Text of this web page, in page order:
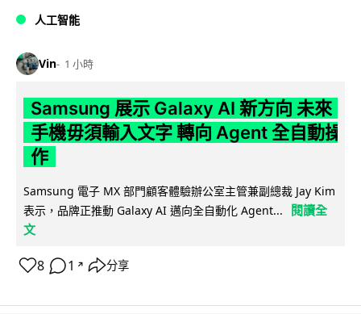
人工智能
Vin 1 小時
Samsung 展示 Galaxy AI 新方向 未來
手機毋須輸入文字 轉向 Agent 全自動操
作
Samsung 電子 MX 部門顧客體驗辦公室主管兼副總裁 Jay Kim
表示，品牌正推動 Galaxy AI 邁向全自動化 Agent...
閱讀全
文
8 1 ↗ 分享